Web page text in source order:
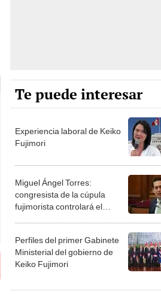
Te puede interesar
Experiencia laboral de Keiko
Fujimori
Miguel Ángel Torres:
congresista de la cúpula
fujimorista controlará el
Perfiles del primer Gabinete
Ministerial del gobierno de
Keiko Fujimori